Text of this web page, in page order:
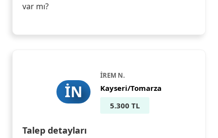
var mı?
İN
İREM N.
Kayseri/Tomarza
5.300 TL
Talep detayları